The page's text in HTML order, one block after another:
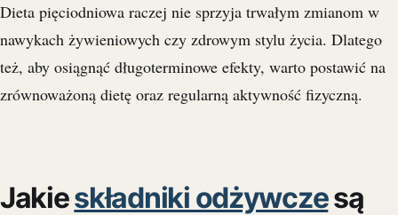
Dieta pięciodniowa raczej nie sprzyja trwałym zmianom w
nawykach żywieniowych czy zdrowym stylu życia. Dlatego
też, aby osiągnąć długoterminowe efekty, warto postawić na
zrównoważoną dietę oraz regularną aktywność fizyczną.
Jakieskładniki odżywczesą